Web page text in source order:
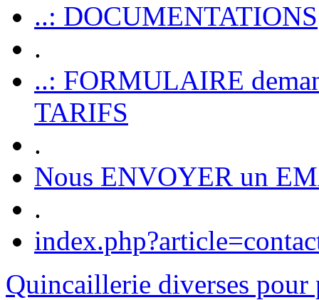
..: DOCUMENTATIONS
.
..: FORMULAIRE
TARIFS
.
Nous ENVOYER un
.
Quincaillerie diverses pour